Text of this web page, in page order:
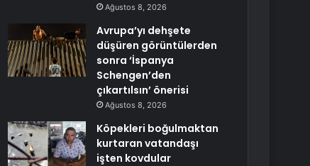
Ağustos 8, 2026
Avrupa’yı dehşete
düşüren görüntülerden
sonra ‘İspanya
Schengen’den
çıkartılsın’ önerisi
Ağustos 8, 2026
Köpekleri boğulmaktan
kurtaran vatandaşı
işten kovdular